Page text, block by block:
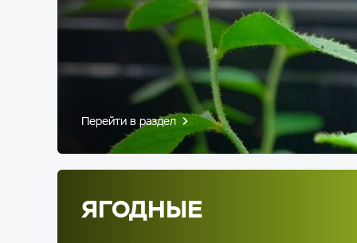
Перейти в раздел
ЯГОДНЫЕ